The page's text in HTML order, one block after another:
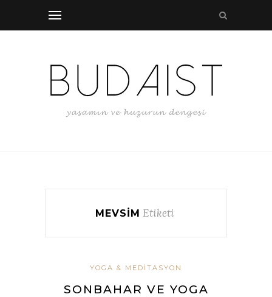
MEVSIM Etiketi
YOGA & MEDITASYON
SONBAHAR VE YOGA